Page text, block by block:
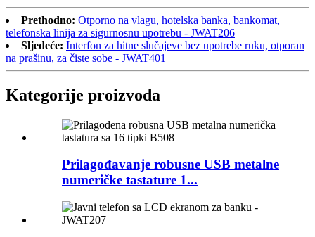
Prethodno: Otporno na vlagu, hotelska banka, bankomat,
telefonska linija za sigurnosnu upotrebu - JWAT206
Sljedeće: Interfon za hitne slučajeve bez upotrebe ruku, otporan
na prašinu, za čiste sobe - JWAT401
Kategorije proizvoda
Prilagođavanje robusne USB metalne
numeričke tastature 1...